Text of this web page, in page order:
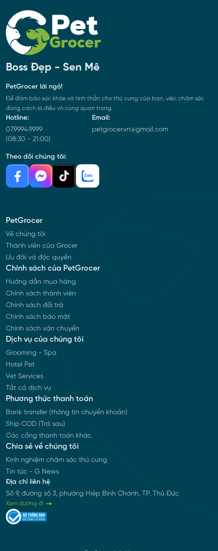
Boss Đẹp - Sen Mê
PetGrocer lời ngỏ!
Để đảm bảo sức khỏe và tinh thần cho thú cưng của bạn, việc chăm sóc
đúng cách là điều vô cùng quan trọng.
Hotline:
07.9994.9999
(08:30 - 21:00)
Email:
petgrocer.vn@gmail.com
Theo dõi chúng tôi:
PetGrocer
Về chúng tôi
Thành viên của Grocer
Ưu đãi và độc quyền
Chính sách của PetGrocer
Hướng dẫn mua hàng
Chính sách thành viên
Chính sách đổi trả
Chính sách bảo mật
Chính sách vận chuyển
Dịch vụ của chúng tôi
Grooming - Spa
Hotel Pet
Vet Services
Tất cả dịch vụ
Phương thức thanh toán
Bank transfer (thông tin chuyển khoản)
Ship COD (Trả sau)
Các cổng thanh toán khác.
Chia sẻ về chúng tôi
Kinh nghiệm chăm sóc thú cưng
Tin tức - G News
Địa chỉ liên hệ
Số 9, đường số 3, phường Hiệp Bình Chánh, TP. Thủ Đức
Xem đường đi